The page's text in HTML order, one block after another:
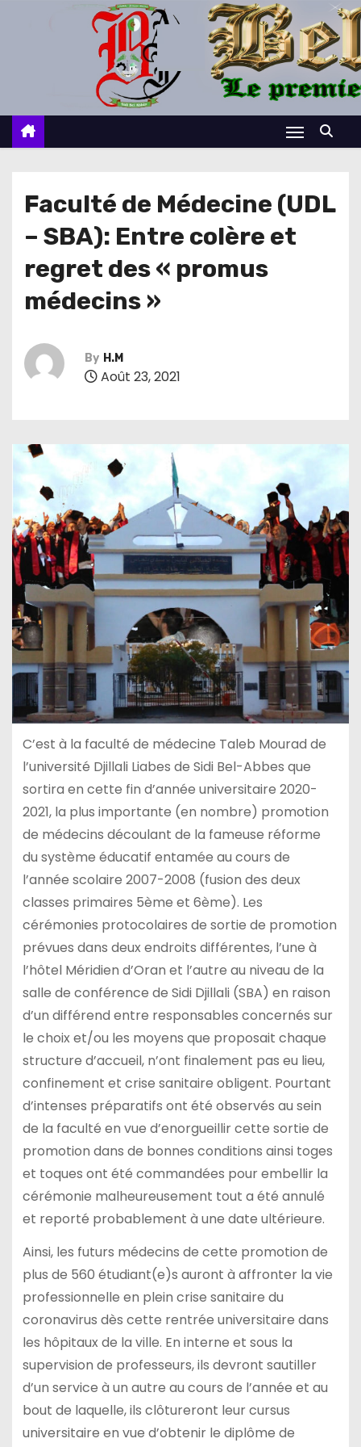
c
Faculté de Médecine (UDL
– SBA): Entre colère et
regret des « promus
médecins »
By H.M
Août 23, 2021
C’est à la faculté de médecine Taleb Mourad de
l’université Djillali Liabes de Sidi Bel-Abbes que
sortira en cette fin d’année universitaire 2020-
2021, la plus importante (en nombre) promotion
de médecins découlant de la fameuse réforme
du système éducatif entamée au cours de
l’année scolaire 2007-2008 (fusion des deux
classes primaires 5ème et 6ème). Les
cérémonies protocolaires de sortie de promotion
prévues dans deux endroits différentes, l’une à
l’hôtel Méridien d’Oran et l’autre au niveau de la
salle de conférence de Sidi Djillali (SBA) en raison
d’un différend entre responsables concernés sur
le choix et/ou les moyens que proposait chaque
structure d’accueil, n’ont finalement pas eu lieu,
confinement et crise sanitaire obligent. Pourtant
d’intenses préparatifs ont été observés au sein
de la faculté en vue d’enorgueillir cette sortie de
promotion dans de bonnes conditions ainsi toges
et toques ont été commandées pour embellir la
cérémonie malheureusement tout a été annulé
et reporté probablement à une date ultérieure.
Ainsi, les futurs médecins de cette promotion de
plus de 560 étudiant(e)s auront à affronter la vie
professionnelle en plein crise sanitaire du
coronavirus dès cette rentrée universitaire dans
les hôpitaux de la ville. En interne et sous la
supervision de professeurs, ils devront sautiller
d’un service à un autre au cours de l’année et au
bout de laquelle, ils clôtureront leur cursus
universitaire en vue d’obtenir le diplôme de